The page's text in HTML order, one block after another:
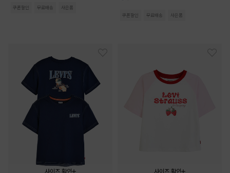
쿠폰할인 무료배송 사은품
쿠폰할인 무료배송 사은품
사이즈 확인 사이즈 확인